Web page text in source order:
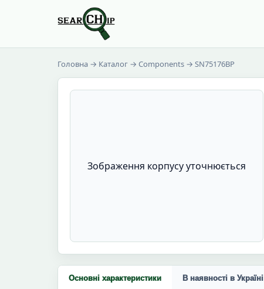
Головна → Каталог → Components → SN75176BP
Зображення корпусу уточнюється
Основні характеристики В наявності в Україні